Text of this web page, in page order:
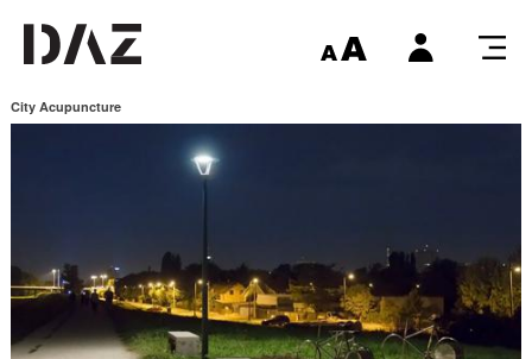
City Acupuncture